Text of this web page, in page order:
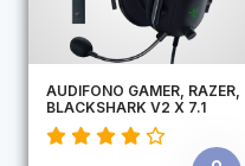
AUDIFONO GAMER, RAZER,
BLACKSHARK V2 X 7.1